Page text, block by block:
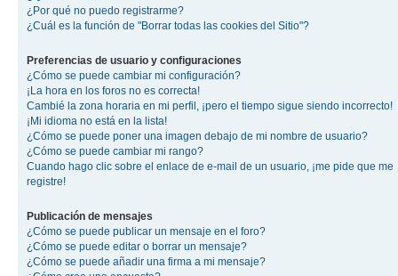
¿Por qué no puedo registrarme?
¿Cuál es la función de "Borrar todas las cookies del Sitio"?
Preferencias de usuario y configuraciones
¿Cómo se puede cambiar mi configuración?
¡La hora en los foros no es correcta!
Cambié la zona horaria en mi perfil, ¡pero el tiempo sigue siendo incorrecto!
¡Mi idioma no está en la lista!
¿Cómo se puede poner una imagen debajo de mi nombre de usuario?
¿Cómo se puede cambiar mi rango?
Cuando hago clic sobre el enlace de e-mail de un usuario, ¡me pide que me
registre!
Publicación de mensajes
¿Cómo se puede publicar un mensaje en el foro?
¿Cómo se puede editar o borrar un mensaje?
¿Cómo se puede añadir una firma a mi mensaje?